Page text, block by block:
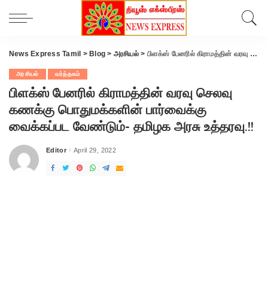
News Express Tamil > Blog > அரசியல்> பிளக்ஸ் பேனரில் கிராமத்தின் வரவு செலவு கணக்கு பொதுமக்களின் பார்வைக்கு வைக்கப்பட வேண்டும்- தமிழக அரசு உத்தரவு.!!
அரசியல் வர்த்தகம்
பிளக்ஸ் பேனரில் கிராமத்தின் வரவு செலவு
கணக்கு பொதுமக்களின் பார்வைக்கு
வைக்கப்பட வேண்டும்- தமிழக அரசு உத்தரவு.!!
Posted
Editor April 29, 2022